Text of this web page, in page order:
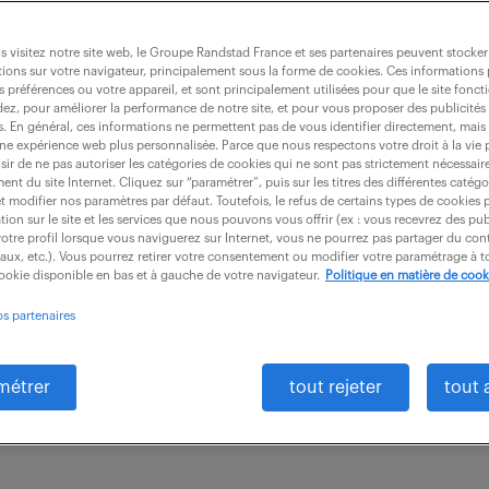
mécanique - secteur naval
intérim 6 mois 40 000 - 45 000 € / an
les solutions nécessaires à la
configurations systèmes au profit des projets et
visitez notre site web, le Groupe Randstad France et ses partenaires peuvent
sur votre navigateur, principalement sous la forme de cookies. Ces informations
préférences ou votre appareil, et sont principalement utilisées pour que le site
pour améliorer la performance de notre site, et pour vous proposer des publicités
En général, ces informations ne permettent pas de vous identifier directement,
expérience web plus personnalisée. Parce que nous respectons votre droit à la vie
de ne pas autoriser les catégories de cookies qui ne sont pas strictement
du site Internet. Cliquez sur “paramétrer”, puis sur les titres des différentes
modifier nos paramètres par défaut. Toutefois, le refus de certains types de cookies
sur le site et les services que nous pouvons vous offrir (ex : vous recevrez des
profil lorsque vous naviguerez sur Internet, vous ne pourrez pas partager du
etc.). Vous pourrez retirer votre consentement ou modifier votre paramétrage à
disponible en bas et à gauche de votre navigateur.
Politique en matière de
partenaires
tout rejeter tout